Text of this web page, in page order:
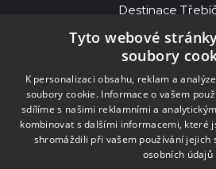
Destinace
© 2026MKS Beseda
MKS Beseda, příspěvková
Moravské
IČO: 00091758, DIČ: CZ00091758, ID
Tyto webové
soubory
K personalizaci obsahu, reklam a
soubory cookie. Informace o vašem
sdílíme s našimi reklamními a
kombinovat s dalšími informacemi, které
shromáždili při vašem používání jejich
osobních údajů